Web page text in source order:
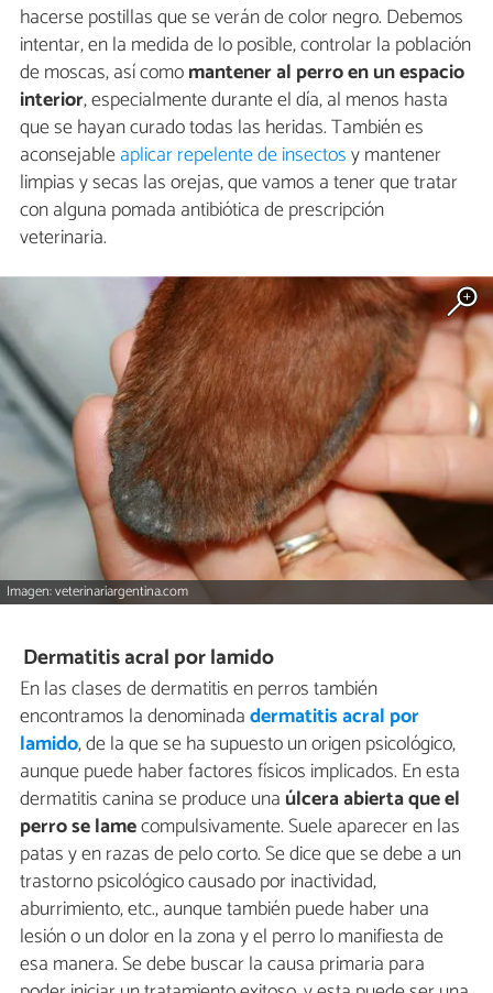
hacerse postillas que se verán de color negro. Debemos
intentar, en la medida de lo posible, controlar la población
de moscas, así comomantener al perro en un espacio
interior, especialmente durante el día, al menos hasta
que se hayan curado todas las heridas. También es
aconsejableaplicar repelente de insectosy mantener
limpias y secas las orejas, que vamos a tener que tratar
con alguna pomada antibiótica de prescripción
veterinaria.
Imagen: veterinariargentina.com
Dermatitis acral por lamido
En las clases de dermatitis en perros también
encontramos la denominadadermatitis acral por
lamido, de la que se ha supuesto un origen psicológico,
aunque puede haber factores físicos implicados. En esta
dermatitis canina se produce una úlcera abierta que el
perro se lamecompulsivamente. Suele aparecer en las
patas y en razas de pelo corto. Se dice que se debe a un
trastorno psicológico causado por inactividad,
aburrimiento, etc., aunque también puede haber una
lesión o un dolor en la zona y el perro lo manifiesta de
esa manera. Se debe buscar la causa primaria para